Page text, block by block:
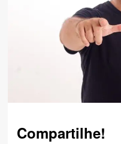
Compartilhe!